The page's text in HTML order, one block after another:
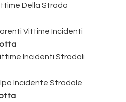
Della Strada
Vittime Incidenti
Incidenti Stradali
Incidente Stradale